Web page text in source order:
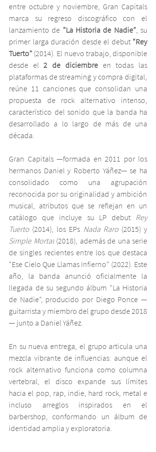
entre octubre y noviembre, Gran Capitals
marca su regreso discográfico con el
lanzamiento de “La Historia de Nadie”, su
primer larga duración desde el debut “Rey
Tuerto” (2014). El nuevo trabajo, disponible
desde el 2 de diciembre en todas las
plataformas de streaming y compra digital,
reúne 11 canciones que consolidan una
propuesta de rock alternativo intenso,
característico del sonido que la banda ha
desarrollado a lo largo de más de una
década.
Gran Capitals —formada en 2011 por los
hermanos Daniel y Roberto Yáñez— se ha
consolidado como una agrupación
reconocida por su originalidad y ambición
musical, atributos que se reflejan en un
catálogo que incluye su LP debut Rey
Tuerto (2014), los EPs Nada Raro
Simple Mortal (2018), además de una serie
de singles recientes entre los que destaca
“Ese Cielo Que Llamas Infierno” (2022). Este
año, la banda anunció oficialmente la
llegada de su segundo álbum “La Historia
de Nadie”, producido por Diego Ponce —
guitarrista y miembro del grupo desde 2018
— junto a Daniel Yáñez.
En su nueva entrega, el grupo articula una
mezcla vibrante de influencias: aunque el
rock alternativo funciona como columna
vertebral, el disco expande sus límites
hacia el pop, rap, indie, hard rock, metal e
incluso arreglos inspirados en el
barbershop, conformando un álbum de
identidad amplia y exploratoria.